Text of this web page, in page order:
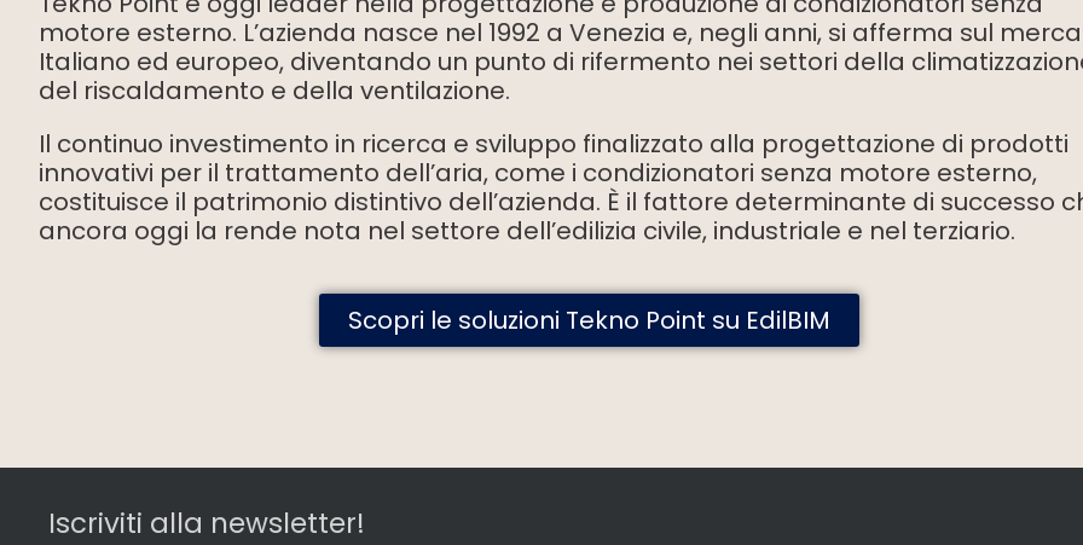
motore esterno. L’azienda nasce nel 1992 a Venezia e, negli anni, si afferma sul
Italiano ed europeo, diventando un punto di rifermento nei settori della
del riscaldamento e della ventilazione.
Il continuo investimento in ricerca e sviluppo finalizzato alla progettazione di prodotti
innovativi per il trattamento dell’aria, come i condizionatori senza motore esterno,
costituisce il patrimonio distintivo dell’azienda. È il fattore determinante di successo
ancora oggi la rende nota nel settore dell’edilizia civile, industriale e nel terziario.
Scopri le soluzioni Tekno Point su EdilBIM
Iscriviti alla newsletter!